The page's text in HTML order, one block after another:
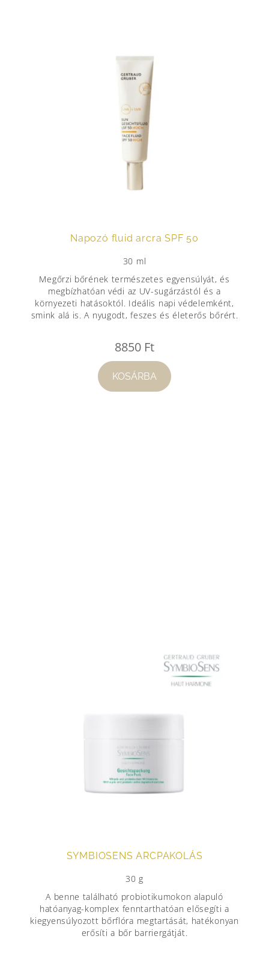
Napozó fluid arcra SPF 50
30 ml
Megőrzi bőrének természetes egyensúlyát, és
megbízhatóan védi az UV-sugárzástól és a
környezeti hatásoktól. Ideális napi védelemként,
smink alá is. A nyugodt, feszes és életerős bőrért.
8850 Ft
KOSÁRBA
SYMBIOSENS ARCPAKOLÁS
30 g
A benne található probiotikumokon alapuló
hatóanyag-komplex fenntarthatóan elősegíti a
kiegyensúlyozott bőrflóra megtartását, hatékonyan
erősíti a bőr barriergátját.